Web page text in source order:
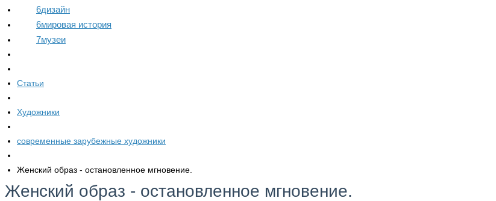
6дизайн
6мировая история
7музеи
Статьи
Художники
современные зарубежные художники
Женский образ - остановленное мгновение.
Женский образ - остановленное мгновение.